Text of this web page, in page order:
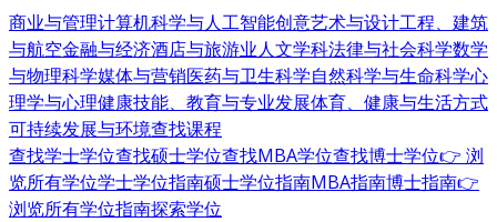
商业与管理计算机科学与人工智能创意艺术与设计工程、建筑
与航空金融与经济酒店与旅游业人文学科法律与社会科学数学
与物理科学媒体与营销医药与卫生科学自然科学与生命科学心
理学与心理健康技能、教育与专业发展体育、健康与生活方式
可持续发展与环境查找课程
查找学士学位查找硕士学位查找MBA学位查找博士学位👉 浏
览所有学位学士学位指南硕士学位指南MBA指南博士指南👉
浏览所有学位指南探索学位